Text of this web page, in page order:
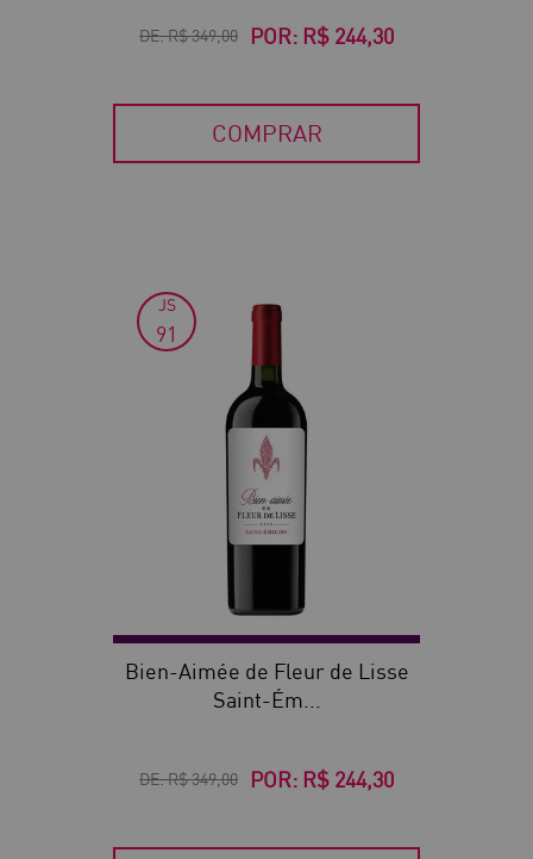
DE:R$ 349,00 POR: R$ 244,30
COMPRAR
JS
91
Bien-Aimée de Fleur de Lisse
Saint-Ém...
DE:R$ 349,00 POR: R$ 244,30